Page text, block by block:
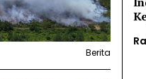
Berita